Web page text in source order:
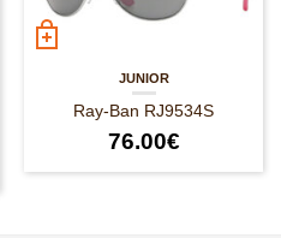
JUNIOR
Ray-Ban RJ9534S
76.00€